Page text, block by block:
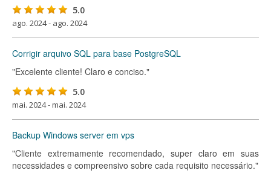
5.0
ago. 2024 - ago. 2024
Corrigir arquivo SQL para base PostgreSQL
"Excelente cliente! Claro e conciso."
5.0
mai. 2024 - mai. 2024
Backup Windows server em vps
"Cliente extremamente recomendado, super claro em suas
necessidades e compreensivo sobre cada requisito necessário."